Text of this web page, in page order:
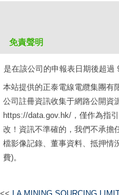
是在該公司的申報表日期後超過
免責聲明
本站提供的正泰電線電纜集團有
公司註冊資訊收集于網路公開資
https://data.gov.hk/，僅作為指
改！資訊不準確的，我們不承擔
檔影像記錄、董事資料、抵押情
費)。